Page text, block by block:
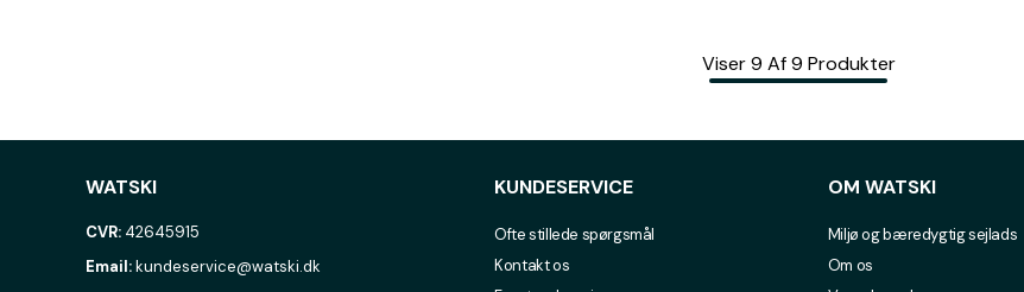
Viser 9 Af 9 Produkter
WATSKI
CVR: 42645915
Email:kundeservice@watski.dk
KUNDESERVICE
Ofte stillede spørgsmål
Kontakt os
OM WATSKI
Miljø og bæredygtig sejlads
Om os